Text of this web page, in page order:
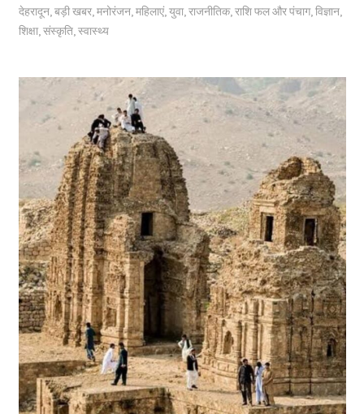
देहरादून,बड़ी खबर,मनोरंजन,महिलाएं,युवा,राजनीतिक,राशि फल और पंचाग,विज्ञान,
शिक्षा,संस्कृति,स्वास्थ्य